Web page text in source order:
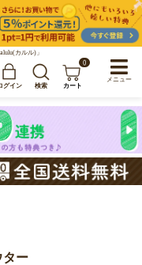
カルル)」
グイン 検索
0
カート
ター
メニュー